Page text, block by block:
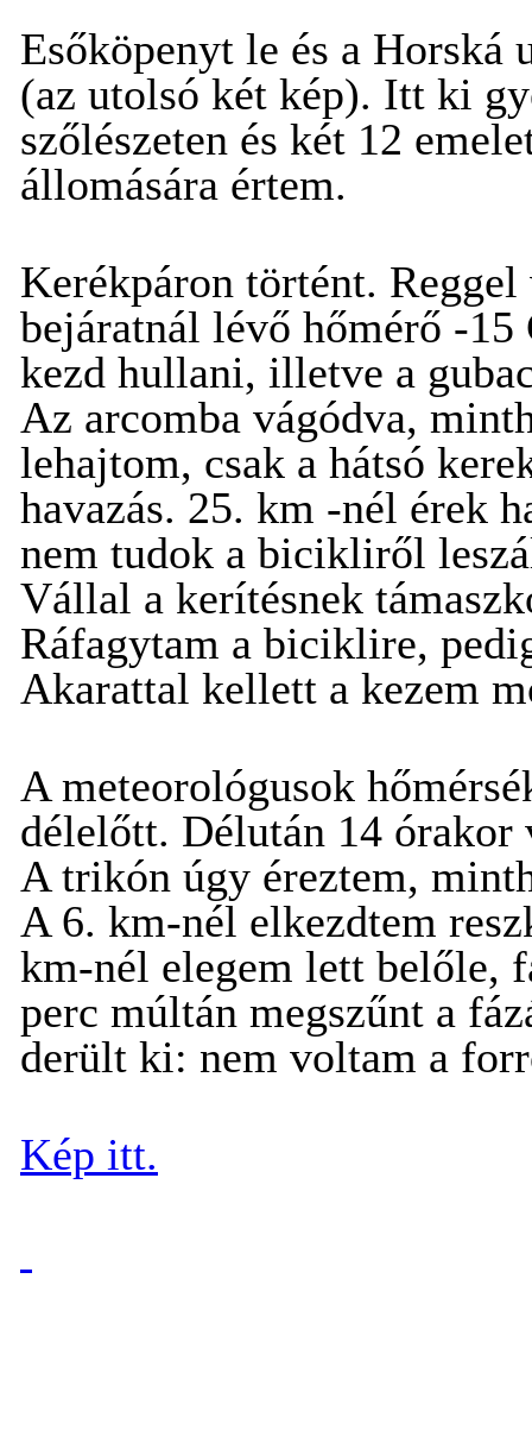
Esőköpenyt le és a Horská
(az utolsó két kép). Itt ki
szőlészeten és két 12
állomására értem.
Kerékpáron történt. Reggel
bejáratnál lévő hőmérő -
kezd hullani, illetve a
Az arcomba vágódva,
lehajtom, csak a hátsó
havazás. 25. km -nél érek
nem tudok a bicikliről
Vállal a kerítésnek
Ráfagytam a biciklire,
Akarattal kellett a kezem
A meteorológusok
délelőtt. Délután 14 órakor
A trikón úgy éreztem,
A 6. km-nél elkezdtem
km-nél elegem lett belőle,
perc múltán megszűnt a
derült ki: nem voltam a
Kép itt.